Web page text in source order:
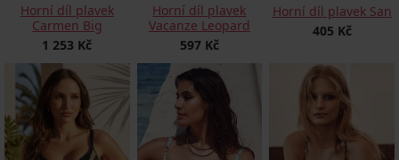
Horní díl plavek
Carmen Big
1 253 Kč
Horní díl plavek
Vacanze Leopard
597 Kč
Horní díl plavek San
405 Kč